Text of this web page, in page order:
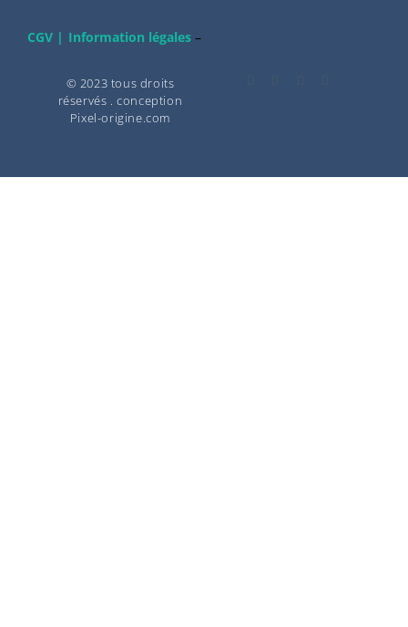
CGV | Information légales–
© 2023 tous droits
réservés . conception
Pixel-origine.com